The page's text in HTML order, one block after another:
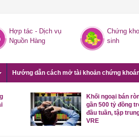
Hợp tác - Dịch vụ
Nguồn Hàng
Chứng
sinh
Hướng dẫn cách mở tài khoản chứng
Khối ngoại bán
gần 500 tỷ đồng
đầu tuần, tập
VRE